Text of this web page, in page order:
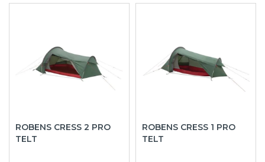
ROBENS CRESS 2 PRO
TELT
ROBENS CRESS 1 PRO
TELT